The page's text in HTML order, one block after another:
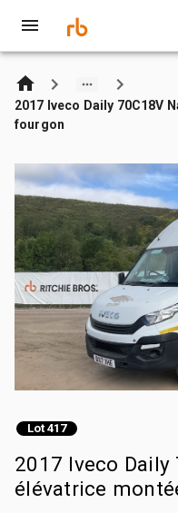
2017 Iveco Daily 70C18V
fourgon
Lot 417
2017 Iveco Daily
élévatrice